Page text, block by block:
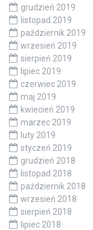
grudzień 2019
listopad 2019
październik 2019
wrzesień 2019
sierpień 2019
lipiec 2019
czerwiec 2019
maj 2019
kwiecień 2019
marzec 2019
luty 2019
styczeń 2019
grudzień 2018
listopad 2018
październik 2018
wrzesień 2018
sierpień 2018
lipiec 2018